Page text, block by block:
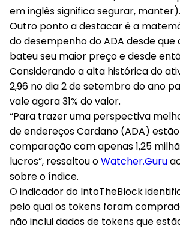
em inglês significa segurar, manter).
Outro ponto a destacar é a
do desempenho do ADA desde
bateu seu maior preço e desde
Considerando a alta histórica do
2,96 no dia 2 de setembro do ano
vale agora 31% do valor.
“Para trazer uma perspectiva
de endereços Cardano (ADA)
comparação com apenas 1,25
lucros”, ressaltou oWatcher.Guru
sobre o índice.
O indicador do IntoTheBlock
pelo qual os tokens foram
não inclui dados de tokens que